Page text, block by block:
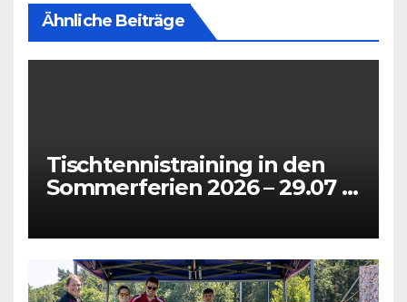
Ähnliche Beiträge
Tischtennistraining in den
Sommerferien 2026 – 29.07 +